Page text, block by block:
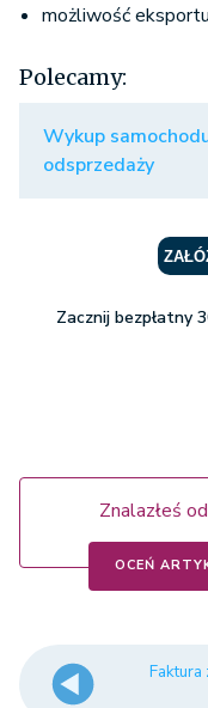
możliwość
Polecamy:
Wykup
odsprzedaży
Zacznij bezpłatny
Znalazłeś
OCEŃ
Faktura